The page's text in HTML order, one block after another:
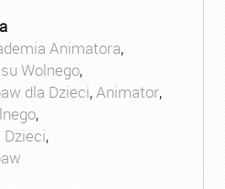
Animatora,
Wolnego,
dla Dzieci,Animator,
,
,